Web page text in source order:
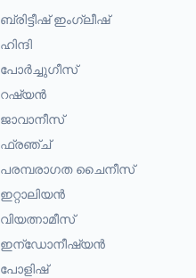
ബ്രിട്ടീഷ് ഇംഗ്ലീഷ്
ഹിന്ദി
പോർച്ചുഗീസ്
റഷ്യൻ
ജാവാനീസ്
ഫ്രഞ്ച്
പരമ്പരാഗത ചൈനീസ്
ഇറ്റാലിയൻ
വിയത്നാമീസ്
ഇന്ഡോനീഷ്യൻ
പോളിഷ്